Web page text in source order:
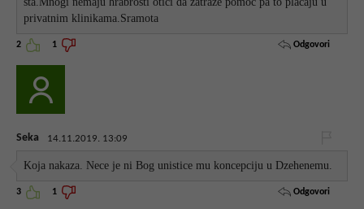
privatnim klinikama.Sramota
2 1 Odgovori
Seka 14.11.2019. 13:09
Koja nakaza. Nece je ni Bog unistice mu koncepciju u Dzehenemu.
3 1 Odgovori